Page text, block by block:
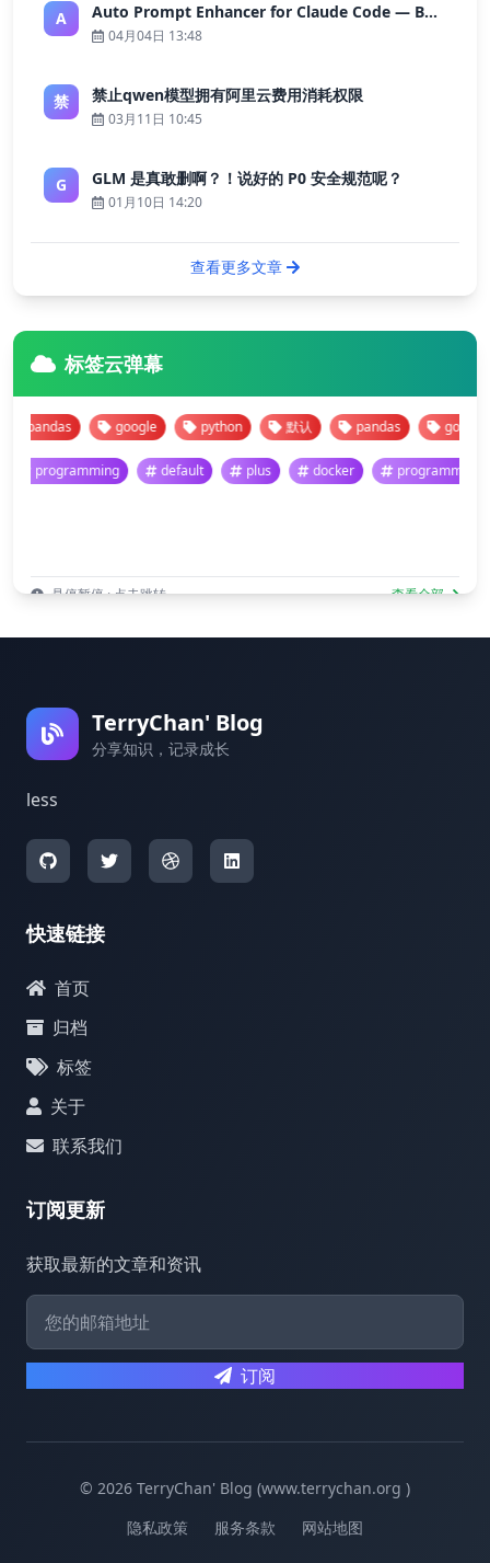
A Auto Prompt Enhancer for Claude Code — Building a Highly Reliable AI Programming Workflow
04月04日 13:48
禁 禁止qwen模型拥有阿里云费用消耗权限
03月11日 10:45
G GLM 是真敢删啊？！说好的 P0 安全规范呢？
01月10日 14:20
查看更多文章
标签云弹幕
pandas google python 默认 pandas google
programming default plus docker
悬停暂停 · 点击跳转 查看全部
TerryChan' Blog
分享知识，记录成长
less
快速链接
首页
归档
标签
关于
联系我们
订阅更新
获取最新的文章和资讯
订阅
© 2026 TerryChan' Blog (www.terrychan.org )
隐私政策
服务条款 网站地图